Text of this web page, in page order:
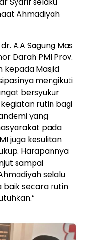
Syarif selaku
Ahmadiyah
A.A Sagung Mas
Darah PMI Prov.
kepada Masjid
mengikuti
bersyukur
rutin bagi
yang
pada
juga kesulitan
Harapannya
sampai
selalu
baik secara rutin